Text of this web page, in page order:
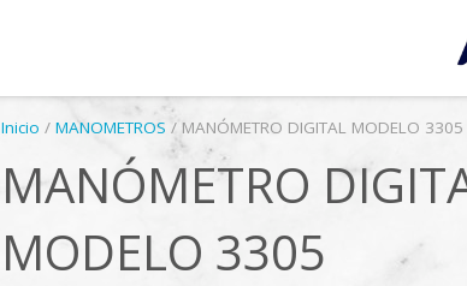
Inicio /MANOMETROS / MANÓMETRO DIGITAL MODELO 3305
MANÓMETRO
MODELO 3305